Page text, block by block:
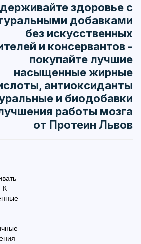
здоровье с
добавками
без искусственных
и консервантов -
покупайте лучшие
насыщенные жирные
антиоксиданты
и биодобавки
работы мозга
от Протеин Львов
К